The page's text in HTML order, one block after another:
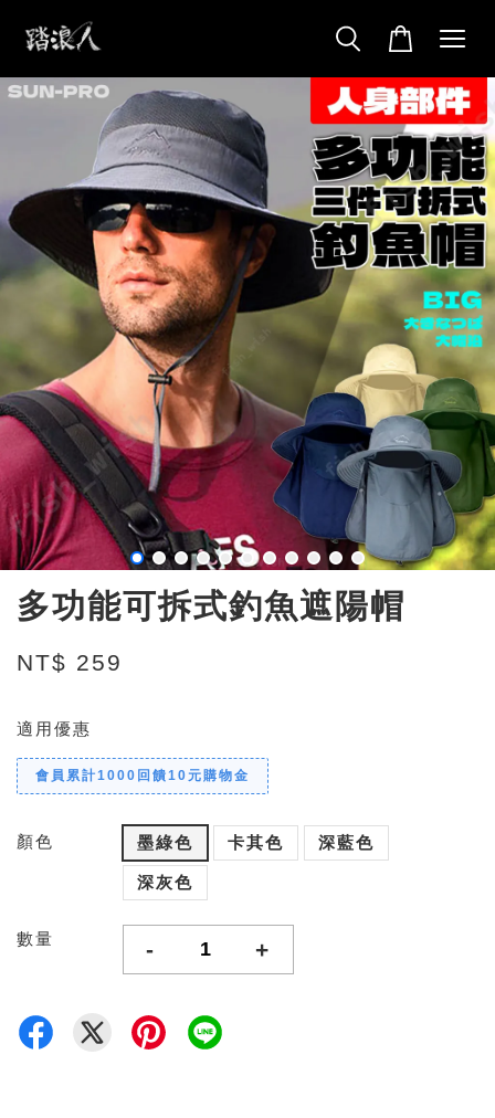
多功能可拆式釣魚遮陽帽
NT$ 259
適用優惠
會員累計1000回饋10元購物金
顏色 墨綠色 卡其色 深藍色
深灰色
數量 - +